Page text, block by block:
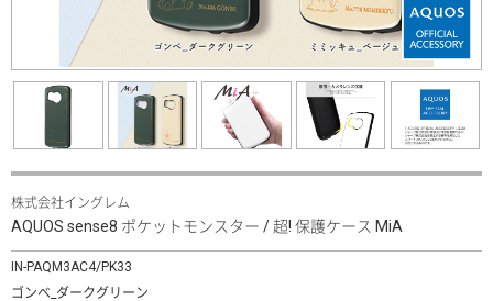
株式会社イングレム
AQUOS sense8 ポケットモンスター / 超! 保護ケース MiA
IN-PAQM3AC4/PK33
ゴンべ_ダークグリーン